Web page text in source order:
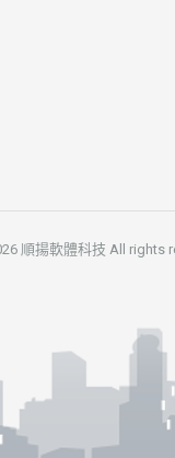
順揚軟體科技 All rights